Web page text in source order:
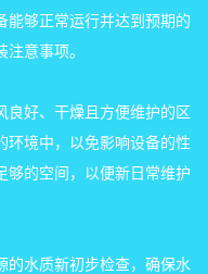
能够正常运行并达到预期的
意事项。
良好、干燥且方便维护的区
环境中，以免影响设备的性
够的空间，以便新日常维护
的水质新初步检查，确保水